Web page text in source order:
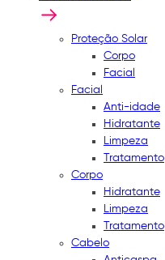
Proteção Solar
Corpo
Facial
Facial
Anti-idade
Hidratante
Limpeza
Tratamento
Corpo
Hidratante
Limpeza
Tratamento
Cabelo